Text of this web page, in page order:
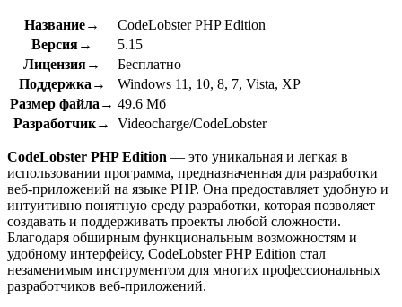
Название→
CodeLobster PHP Edition
Версия→
5.15
Лицензия→
Бесплатно
Поддержка→
Windows 11, 10, 8, 7, Vista, XP
Размер файла→ 49.6 Мб
Разработчик→
Videocharge/CodeLobster
CodeLobster PHP Edition — это уникальная и легкая в
использовании программа, предназначенная для разработки
веб-приложений на языке PHP. Она предоставляет удобную и
интуитивно понятную среду разработки, которая позволяет
создавать и поддерживать проекты любой сложности.
Благодаря обширным функциональным возможностям и
удобному интерфейсу, CodeLobster PHP Edition стал
незаменимым инструментом для многих профессиональных
разработчиков веб-приложений.